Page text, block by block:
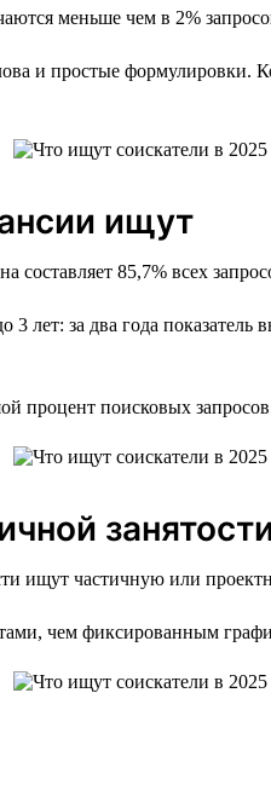
меньше чем в 2%
и простые формулировки.
ищут
составляет 85,7% всех
лет: за два года
процент поисковых
ищут частичную или
чем фиксированным